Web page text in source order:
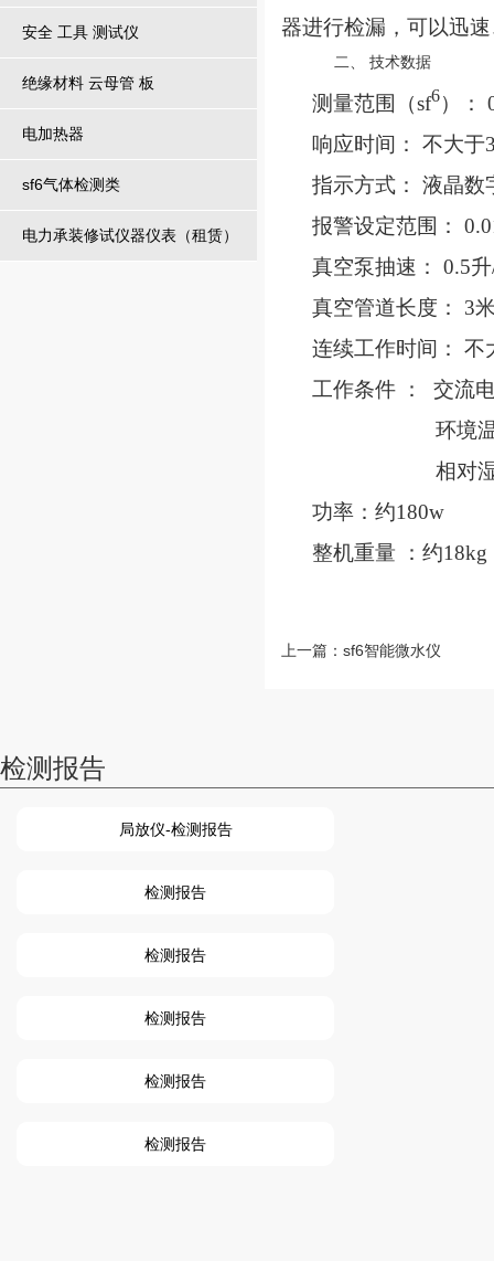
安全 工具 测试仪
绝缘材料 云母管 板
电加热器
sf6气体检测类
电力承装修试仪器仪表（租赁）
器进行检漏，可以迅
二、 技术数据
测量范围（sf6）：
响应时间： 不大于
指示方式： 液晶数
报警设定范围：
真空泵抽速： 0.5
真空管道长度： 3
连续工作时间：
工作条件 ： 交流
环境
相对
功率：约180w
整机重量 ：约
上一篇： sf6智能微水仪
检测报告
局放仪-检测报告
检测报告
检测报告
检测报告
检测报告
检测报告